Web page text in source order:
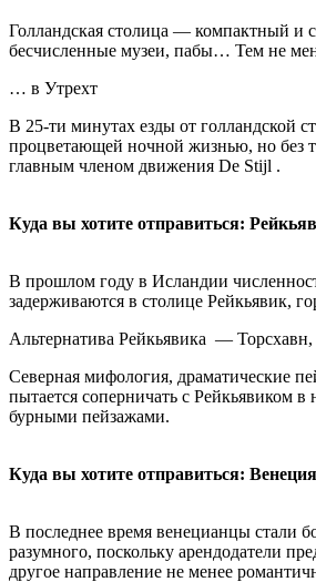
Голландская столица — компактный и
бесчисленные музеи, пабы… Тем не
… в Утрехт
В 25-ти минутах езды от голландской
процветающей ночной жизнью, но без
главным членом движения De Stijl .
Куда вы хотите отправиться:
В прошлом году в Исландии
задерживаются в столице Рейкьявик,
Альтернатива Рейкьявика — Торсхавн,
Северная мифология, драматические
пытается соперничать с Рейкьявиком
бурными пейзажами.
Куда вы хотите отправиться: Венеция
В последнее время венецианцы стали
разумного, поскольку арендодатели
другое направление не менее